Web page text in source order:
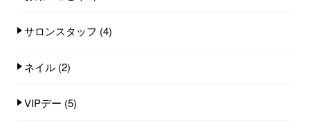
サロンスタッフ (4)
ネイル (2)
VIPデー (5)